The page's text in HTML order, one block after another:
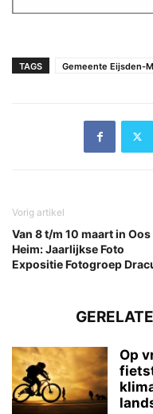
TAGS Gemeente Eijsden-
Vorig artikel
Van 8 t/m 10 maart in Oos
Heim: Jaarlijkse Foto
Expositie Fotogroep
Op